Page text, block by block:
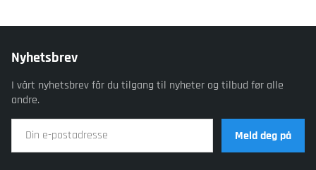
Nyhetsbrev
I vårt nyhetsbrev får du tilgang til nyheter og tilbud før alle
andre.
Meld deg på